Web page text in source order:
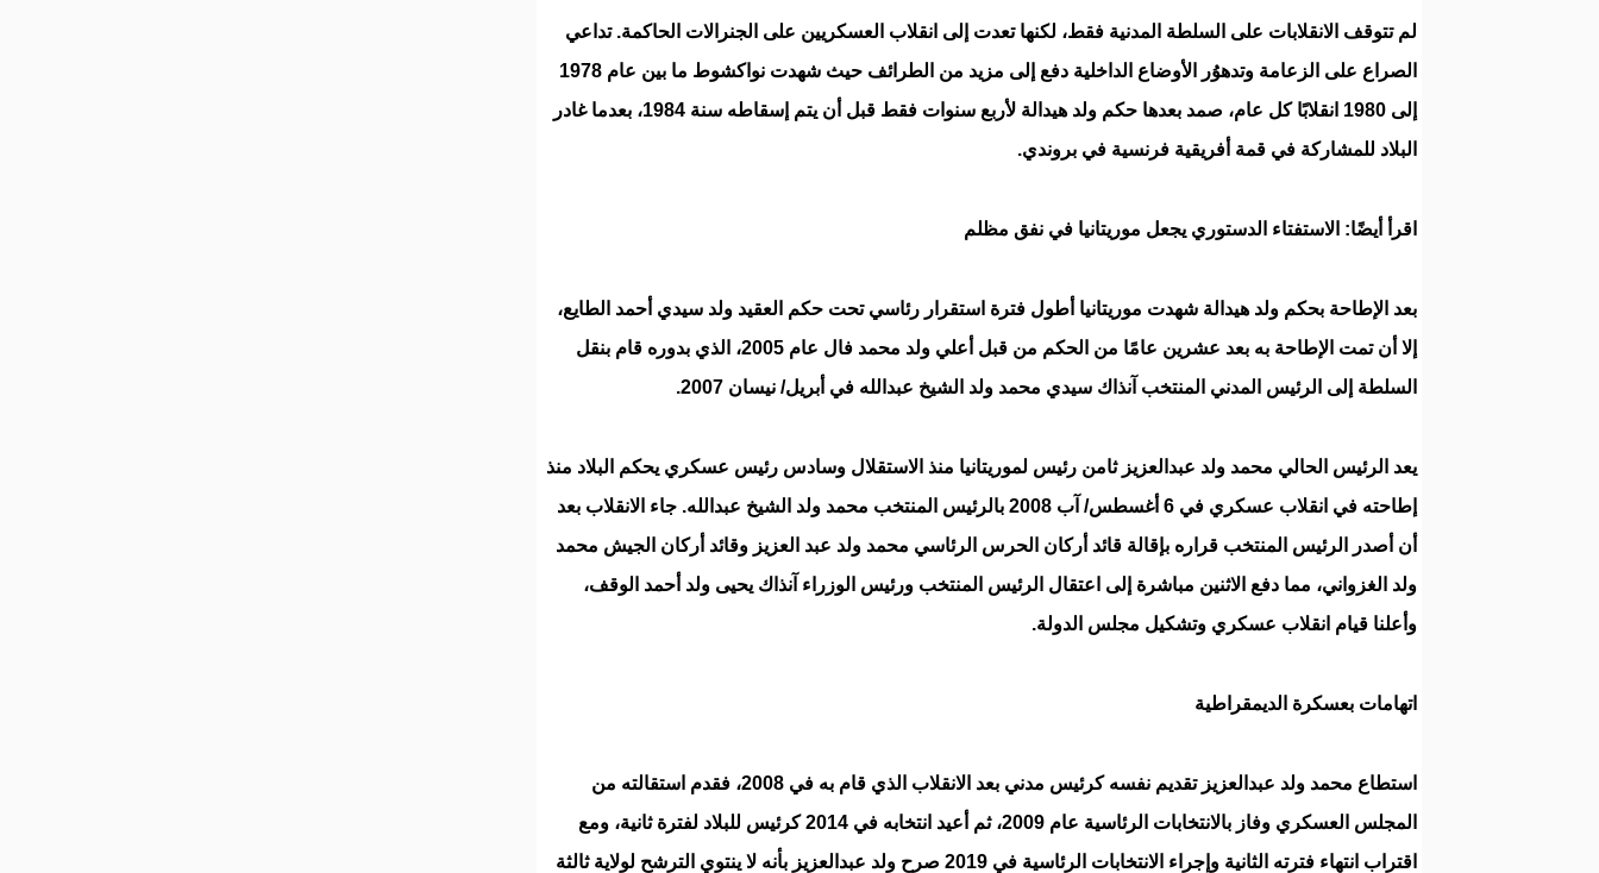
لم تتوقف الانقلابات على السلطة المدنية فقط، لكنها تعدت إلى انقلاب العسكريين على الجنرالات الحاكمة. تداعي
الصراع على الزعامة وتدهوُر الأوضاع الداخلية دفع إلى مزيد من الطرائف حيث شهدت نواكشوط ما بين عام 1978
إلى 1980 انقلابًا كل عام، صمد بعدها حكم ولد هيدالة لأربع سنوات فقط قبل أن يتم إسقاطه سنة 1984، بعدما غادر
البلاد للمشاركة في قمة أفريقية فرنسية في بروندي.
اقرأ أيضًا: الاستفتاء الدستوري يجعل موريتانيا في نفق مظلم
بعد الإطاحة بحكم ولد هيدالة شهدت موريتانيا أطول فترة استقرار رئاسي تحت حكم العقيد ولد سيدي أحمد الطايع،
إلا أن تمت الإطاحة به بعد عشرين عامًا من الحكم من قبل أعلي ولد محمد فال عام 2005، الذي بدوره قام بنقل
السلطة إلى الرئيس المدني المنتخب آنذاك سيدي محمد ولد الشيخ عبدالله في أبريل/ نيسان 2007.
يعد الرئيس الحالي محمد ولد عبدالعزيز ثامن رئيس لموريتانيا منذ الاستقلال وسادس رئيس عسكري يحكم البلاد منذ
إطاحته في انقلاب عسكري في 6 أغسطس/ آب 2008 بالرئيس المنتخب محمد ولد الشيخ عبدالله. جاء الانقلاب بعد
أن أصدر الرئيس المنتخب قراره بإقالة قائد أركان الحرس الرئاسي محمد ولد عبد العزيز وقائد أركان الجيش محمد
ولد الغزواني، مما دفع الاثنين مباشرة إلى اعتقال الرئيس المنتخب ورئيس الوزراء آنذاك يحيى ولد أحمد الوقف،
وأعلنا قيام انقلاب عسكري وتشكيل مجلس الدولة.
اتهامات بعسكرة الديمقراطية
استطاع محمد ولد عبدالعزيز تقديم نفسه كرئيس مدني بعد الانقلاب الذي قام به في 2008، فقدم استقالته من
المجلس العسكري وفاز بالانتخابات الرئاسية عام 2009، ثم أعيد انتخابه في 2014 كرئيس للبلاد لفترة ثانية، ومع
اقتراب انتهاء فترته الثانية وإجراء الانتخابات الرئاسية في 2019 صرح ولد عبدالعزيز بأنه لا ينتوي الترشح لولاية ثالثة